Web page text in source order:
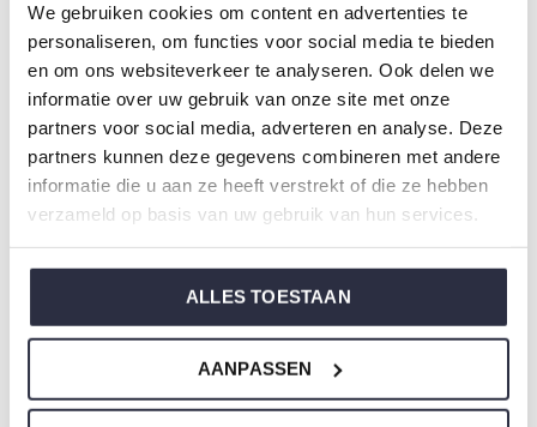
We gebruiken cookies om content en advertenties te
personaliseren, om functies voor social media te bieden
en om ons websiteverkeer te analyseren. Ook delen we
informatie over uw gebruik van onze site met onze
partners voor social media, adverteren en analyse. Deze
partners kunnen deze gegevens combineren met andere
informatie die u aan ze heeft verstrekt of die ze hebben
verzameld op basis van uw gebruik van hun services.
ALLES TOESTAAN
AANPASSEN
Die Nachtwäsche von Charlie Choe ist gefertigt aus
einem wunderbar weichen Jersey und hat eine perfekte
Passform.
Sie sind sich nicht sicher, welche Größe Sie für unsere
Nachtwäsche wählen sollen?
Choe.
Nicht ze vergessen